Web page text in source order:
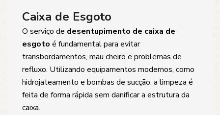
Caixa de Esgoto
O serviço de desentupimento de caixa de
esgoto é fundamental para evitar
transbordamentos, mau cheiro e problemas de
refluxo. Utilizando equipamentos modernos, como
hidrojateamento e bombas de sucção, a limpeza é
feita de forma rápida sem danificar a estrutura da
caixa.